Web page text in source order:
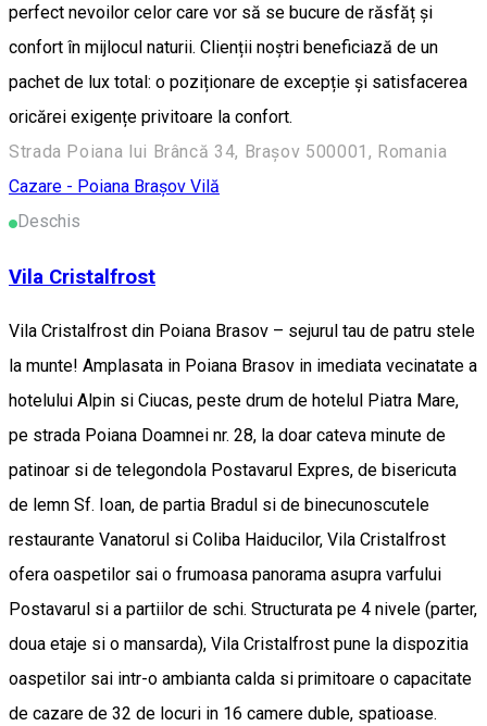
perfect nevoilor celor care vor să se bucure de răsfăț și
confort în mijlocul naturii. Clienții noștri beneficiază de un
pachet de lux total: o poziționare de excepție și satisfacerea
oricărei exigențe privitoare la confort.
Strada Poiana lui Brâncă 34, Brașov 500001, Romania
Cazare - Poiana Brașov Vilă
Deschis
Vila Cristalfrost
Vila Cristalfrost din Poiana Brasov – sejurul tau de patru stele
la munte! Amplasata in Poiana Brasov in imediata vecinatate a
hotelului Alpin si Ciucas, peste drum de hotelul Piatra Mare,
pe strada Poiana Doamnei nr. 28, la doar cateva minute de
patinoar si de telegondola Postavarul Expres, de bisericuta
de lemn Sf. Ioan, de partia Bradul si de binecunoscutele
restaurante Vanatorul si Coliba Haiducilor, Vila Cristalfrost
ofera oaspetilor sai o frumoasa panorama asupra varfului
Postavarul si a partiilor de schi. Structurata pe 4 nivele (parter,
doua etaje si o mansarda), Vila Cristalfrost pune la dispozitia
oaspetilor sai intr-o ambianta calda si primitoare o capacitate
de cazare de 32 de locuri in 16 camere duble, spatioase.